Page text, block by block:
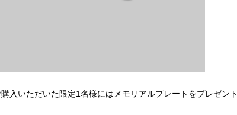
入いただいた限定1名様にはメモリアルプレートをプレゼント